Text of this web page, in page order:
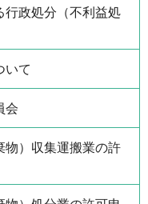
行政処分（不利益処
いて
会
物）収集運搬業の許